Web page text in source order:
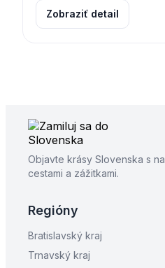
Zobraziť detail
Objavte krásy Slovenska s
cestami a zážitkami.
Regióny
Bratislavský kraj
Trnavský kraj